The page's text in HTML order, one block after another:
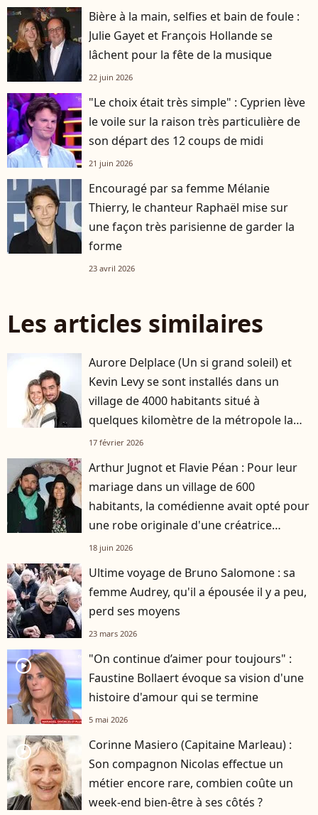
Bière à la main, selfies et bain de foule :
Julie Gayet et François Hollande se
lâchent pour la fête de la musique
22 juin 2026
"Le choix était très simple" : Cyprien lève
le voile sur la raison très particulière de
son départ des 12 coups de midi
21 juin 2026
Encouragé par sa femme Mélanie
Thierry, le chanteur Raphaël mise sur
une façon très parisienne de garder la
forme
23 avril 2026
Les articles similaires
Aurore Delplace (Un si grand soleil) et
Kevin Levy se sont installés dans un
village de 4000 habitants situé à
quelques kilomètre de la métropole la
plus attractive de France
17 février 2026
Arthur Jugnot et Flavie Péan : Pour leur
mariage dans un village de 600
habitants, la comédienne avait opté pour
une robe originale d'une créatrice
française
18 juin 2026
Ultime voyage de Bruno Salomone : sa
femme Audrey, qu'il a épousée il y a peu,
perd ses moyens
23 mars 2026
player2
"On continue d’aimer pour toujours" :
Faustine Bollaert évoque sa vision d'une
histoire d'amour qui se termine
5 mai 2026
player2
Corinne Masiero (Capitaine Marleau) :
Son compagnon Nicolas effectue un
métier encore rare, combien coûte un
week-end bien-être à ses côtés ?